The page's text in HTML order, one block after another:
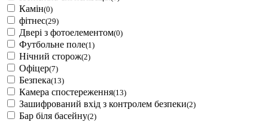
Камін(0)
фітнес(29)
Двері з фотоелементом(0)
Футбольне поле(1)
Нічний сторож(2)
Офіцер(7)
Безпека(13)
Камера спостереження(13)
Зашифрований вхід з контролем безпеки(2)
Бар біля басейну(2)